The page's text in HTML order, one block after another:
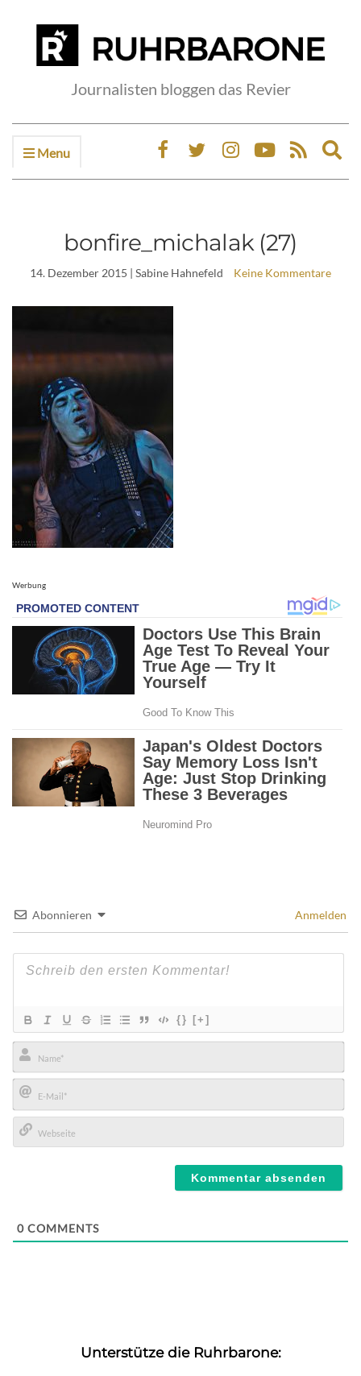
Journalisten bloggen das Revier
Menu
bonfire_michalak (27)
14. Dezember 2015 | Sabine Hahnefeld Keine Kommentare
Werbung
Abonnieren Anmelden
{} [+]
Name*
E-
Mail*
0 COMMENTS
Unterstütze die Ruhrbarone: